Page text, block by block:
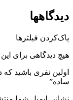
دیدگاهها
پاک‌کردن فیلترها
هیچ دیدگاهی برای
اولین نفری باشید
ساده”